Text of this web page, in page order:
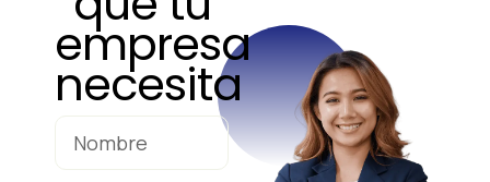
empresa
necesita